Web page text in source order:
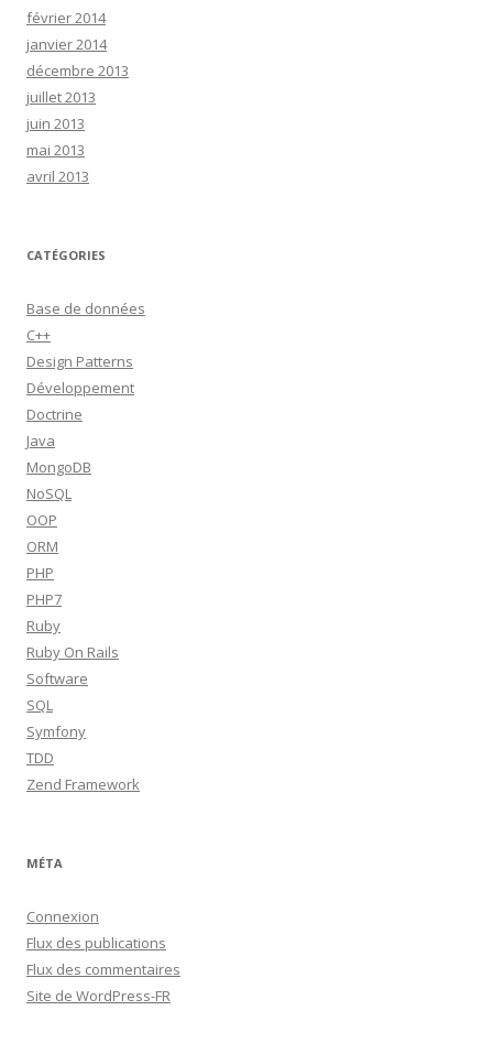
février 2014
janvier 2014
décembre 2013
juillet 2013
juin 2013
mai 2013
avril 2013
CATÉGORIES
Base de données
C++
Design Patterns
Développement
Doctrine
Java
MongoDB
NoSQL
OOP
ORM
PHP
PHP7
Ruby
Ruby On Rails
Software
SQL
Symfony
TDD
Zend Framework
MÉTA
Connexion
Flux des publications
Flux des commentaires
Site de WordPress-FR